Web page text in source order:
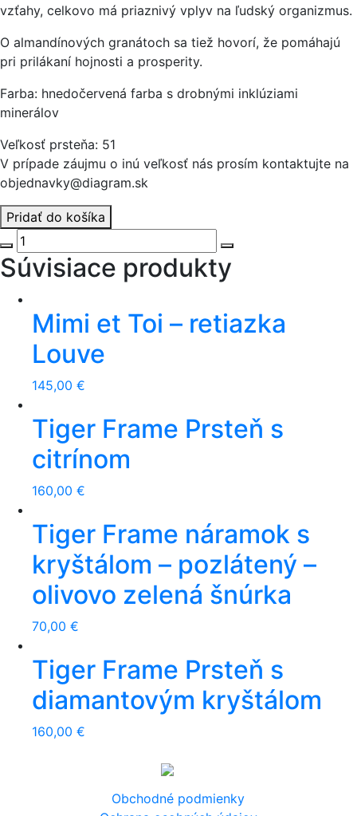
vzťahy, celkovo má priaznivý vplyv na ľudský organizmus.
O almandínových granátoch sa tiež hovorí, že pomáhajú
pri prilákaní hojnosti a prosperity.
Farba: hnedočervená farba s drobnými inklúziami
minerálov
Veľkosť prsteňa: 51
V prípade záujmu o inú veľkosť nás prosím kontaktujte na
objednavky@diagram.sk
Pridať do košíka
množstvo
Soňa
Müllerová
–
prsteň
Almandin
Súvisiace produkty
Mimi et Toi – retiazka
Louve
145,00 €
Tiger Frame Prsteň s
citrínom
160,00 €
Tiger Frame náramok s
kryštálom – pozlátený –
olivovo zelená šnúrka
70,00 €
Tiger Frame Prsteň s
diamantovým kryštálom
160,00 €
Obchodné podmienky